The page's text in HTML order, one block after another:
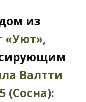
из
«Уют»,
Валтти
(Сосна):